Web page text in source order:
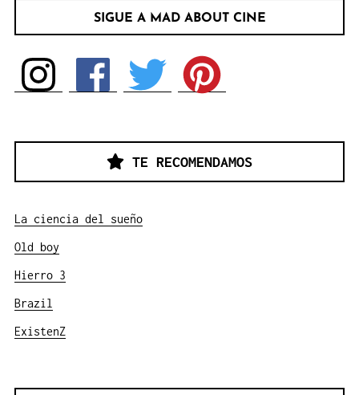
SIGUE A MAD ABOUT CINE
TE RECOMENDAMOS
La ciencia del sueño
Old boy
Hierro 3
Brazil
ExistenZ